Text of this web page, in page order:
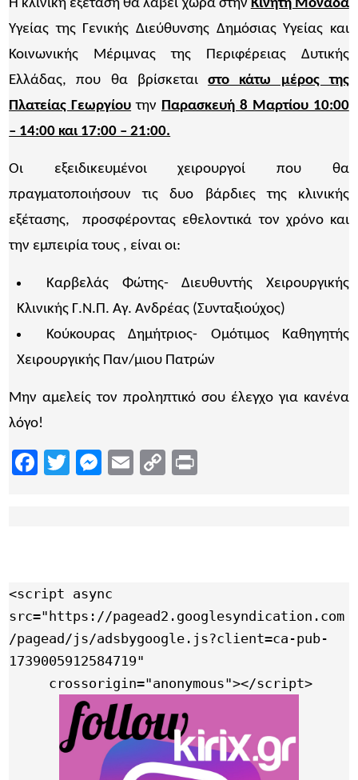
Η κλινική εξέταση θα λάβει χώρα στην Κινητή Μονάδα
Υγείας της Γενικής Διεύθυνσης Δημόσιας Υγείας και
Κοινωνικής Μέριμνας της Περιφέρειας Δυτικής
Ελλάδας, που θα βρίσκεταιστο κάτω μέρος της
Πλατείας Γεωργίου την Παρασκευή 8 Μαρτίου 10:00
– 14:00 και 17:00 – 21:00.
Οι εξειδικευμένοι χειρουργοί που θα
πραγματοποιήσουν τις δυο βάρδιες της κλινικής
εξέτασης, προσφέροντας εθελοντικά τον χρόνο και
την εμπειρία τους , είναι οι:
Καρβελάς Φώτης- Διευθυντής Χειρουργικής
Κλινικής Γ.Ν.Π. Αγ. Ανδρέας (Συνταξιούχος)
Κούκουρας Δημήτριος- Ομότιμος Καθηγητής
Χειρουργικής Παν/μιου Πατρών
Μην αμελείς τον προληπτικό σου έλεγχο για κανένα
λόγο!
Facebook
TwitterMessenger
EmailCopy
<script async
src="https://pagead2.googlesyndication.com
/pagead/js/adsbygoogle.js?client=ca-pub-
1739005912584719"
     crossorigin="anonymous"></script>